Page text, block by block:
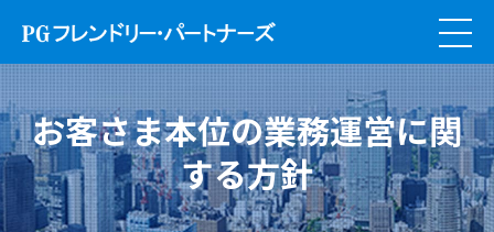
お客さま本位の業務運営に関
する方針